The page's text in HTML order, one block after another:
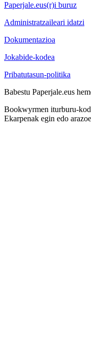
Paperjale.eus(r)i buruz
Administratzaileari idatzi
Dokumentazioa
Jokabide-kodea
Pribatutasun-politika
Babestu Paperjale.eus
Bookwyrmen iturburu-
Ekarpenak egin edo